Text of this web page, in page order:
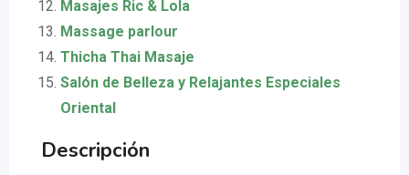
Masajes Ric & Lola
Massage parlour
Thicha Thai Masaje
Salón de Belleza y Relajantes Especiales
Oriental
Descripción